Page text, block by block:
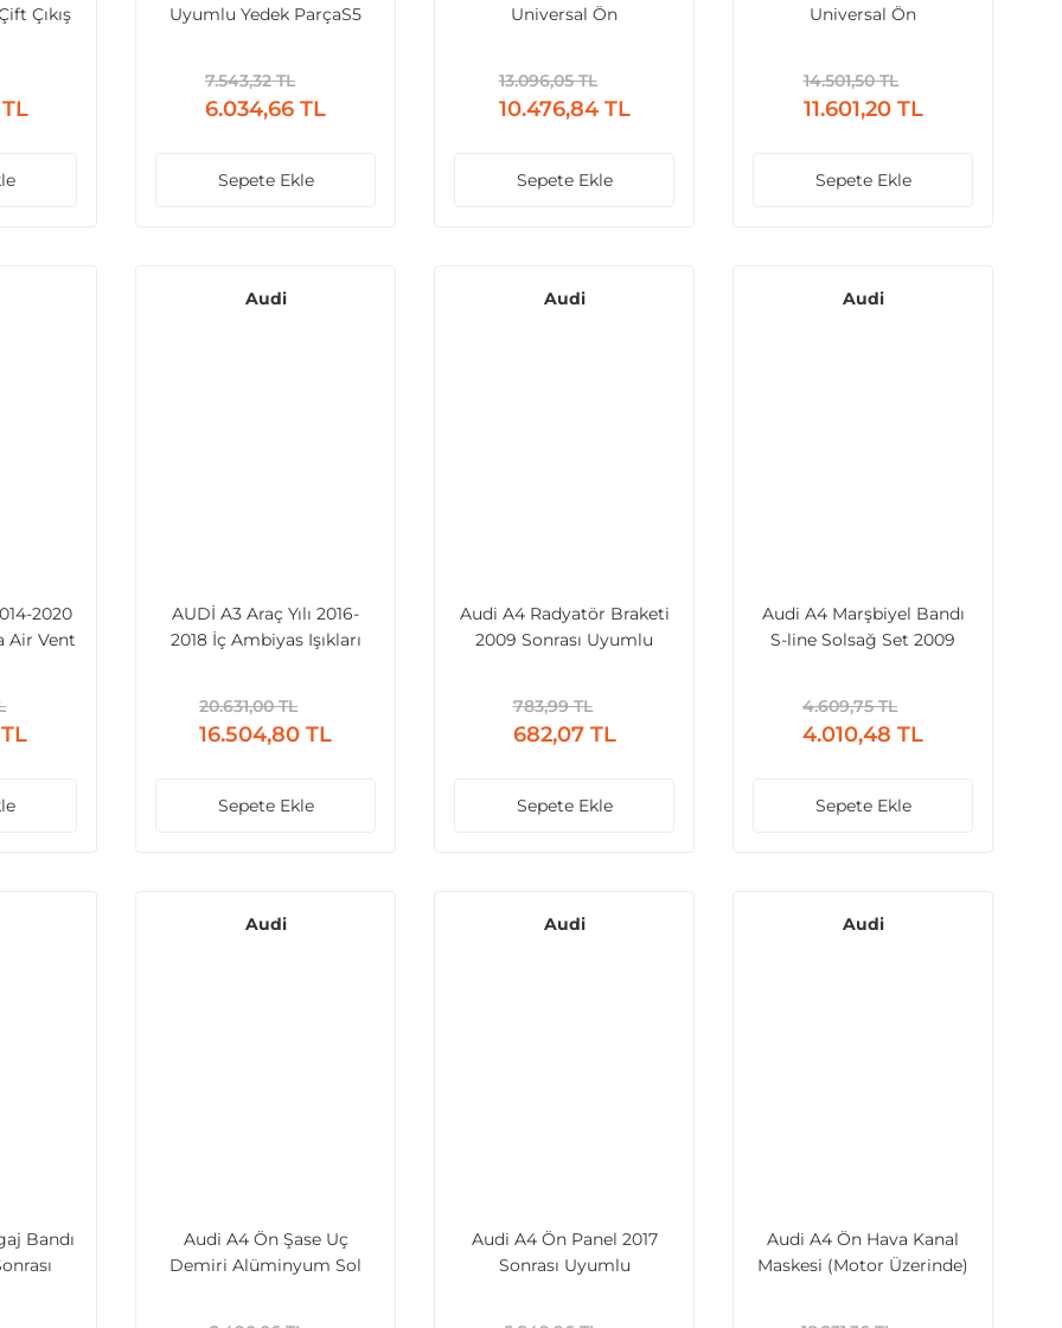
Çıkış
Uyumlu Yedek ParçaS5
7.543,32 TL
6.034,66 TL
Sepete Ekle
Universal Ön
13.096,05 TL
10.476,84 TL
Sepete Ekle
Universal Ön
14.501,50 TL
11.601,20 TL
Sepete Ekle
2020
Air Vent
Audi
AUDİ A3 Araç Yılı 2016-
2018 İç Ambiyas Işıkları
20.631,00 TL
16.504,80 TL
Sepete Ekle
Audi
Audi A4 Radyatör Braketi
2009 Sonrası Uyumlu
783,99 TL
682,07 TL
Sepete Ekle
Audi
Audi A4 Marşbiyel Bandı
S-line Solsağ Set 2009
4.609,75 TL
4.010,48 TL
Sepete Ekle
Bandı
Audi
Audi A4 Ön Şase Uç
Demiri Alüminyum Sol
Audi
Audi A4 Ön Panel 2017
Sonrası Uyumlu
Audi
Audi A4 Ön Hava Kanal
Maskesi (Motor Üzerinde)